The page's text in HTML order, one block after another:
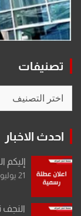
تصنيفات
احدث الاخبار
إليكم
21 يوليو، 2026
النجف